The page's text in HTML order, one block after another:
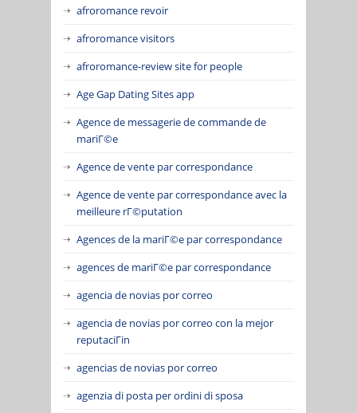
afroromance revoir
afroromance visitors
afroromance-review site for people
Age Gap Dating Sites app
Agence de messagerie de commande de
mariГ©e
Agence de vente par correspondance
Agence de vente par correspondance avec la
meilleure rГ©putation
Agences de la mariГ©e par correspondance
agences de mariГ©e par correspondance
agencia de novias por correo
agencia de novias por correo con la mejor
reputaciГіn
agencias de novias por correo
agenzia di posta per ordini di sposa